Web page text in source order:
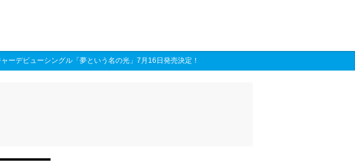
ーデビューシングル「夢という名の光」7月16日発売決定！